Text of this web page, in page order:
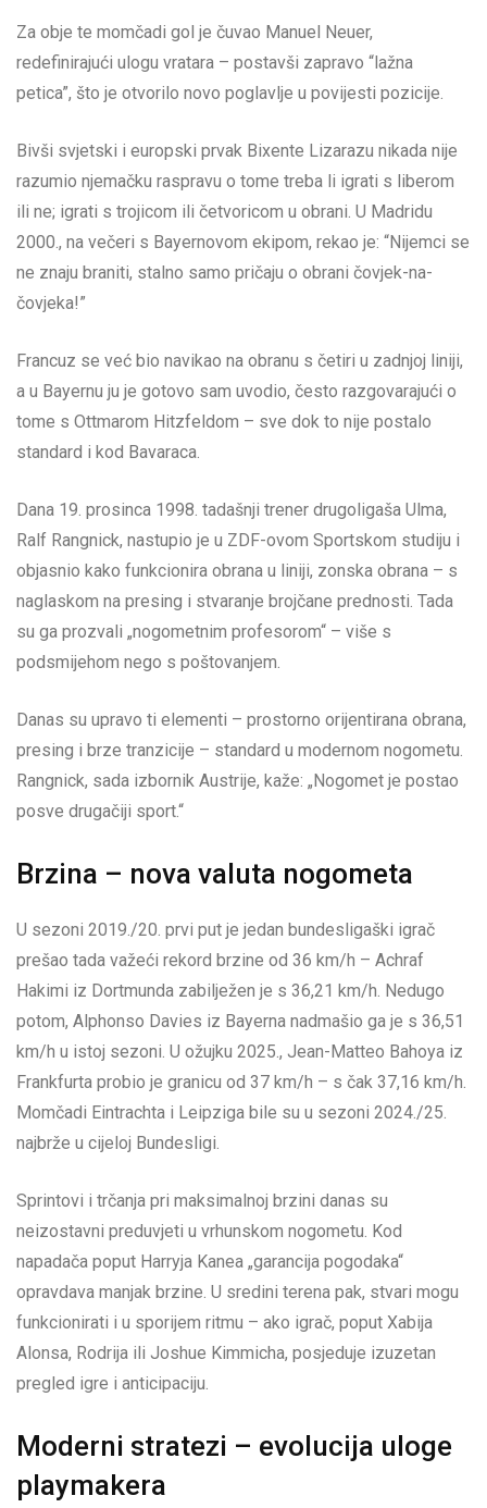
Za obje te momčadi gol je čuvao Manuel Neuer,
redefinirajući ulogu vratara – postavši zapravo “lažna
petica”, što je otvorilo novo poglavlje u povijesti pozicije.
Bivši svjetski i europski prvak Bixente Lizarazu nikada nije
razumio njemačku raspravu o tome treba li igrati s liberom
ili ne; igrati s trojicom ili četvoricom u obrani. U Madridu
2000., na večeri s Bayernovom ekipom, rekao je: “Nijemci se
ne znaju braniti, stalno samo pričaju o obrani čovjek-na-
čovjeka!”
Francuz se već bio navikao na obranu s četiri u zadnjoj liniji,
a u Bayernu ju je gotovo sam uvodio, često razgovarajući o
tome s Ottmarom Hitzfeldom – sve dok to nije postalo
standard i kod Bavaraca.
Dana 19. prosinca 1998. tadašnji trener drugoligaša Ulma,
Ralf Rangnick, nastupio je u ZDF-ovom Sportskom studiju i
objasnio kako funkcionira obrana u liniji, zonska obrana – s
naglaskom na presing i stvaranje brojčane prednosti. Tada
su ga prozvali „nogometnim profesorom“ – više s
podsmijehom nego s poštovanjem.
Danas su upravo ti elementi – prostorno orijentirana obrana,
presing i brze tranzicije – standard u modernom nogometu.
Rangnick, sada izbornik Austrije, kaže: „Nogomet je postao
posve drugačiji sport.“
Brzina – nova valuta nogometa
U sezoni 2019./20. prvi put je jedan bundesligaški igrač
prešao tada važeći rekord brzine od 36 km/h – Achraf
Hakimi iz Dortmunda zabilježen je s 36,21 km/h. Nedugo
potom, Alphonso Davies iz Bayerna nadmašio ga je s 36,51
km/h u istoj sezoni. U ožujku 2025., Jean-Matteo Bahoya iz
Frankfurta probio je granicu od 37 km/h – s čak 37,16 km/h.
Momčadi Eintrachta i Leipziga bile su u sezoni 2024./25.
najbrže u cijeloj Bundesligi.
Sprintovi i trčanja pri maksimalnoj brzini danas su
neizostavni preduvjeti u vrhunskom nogometu. Kod
napadača poput Harryja Kanea „garancija pogodaka“
opravdava manjak brzine. U sredini terena pak, stvari mogu
funkcionirati i u sporijem ritmu – ako igrač, poput Xabija
Alonsa, Rodrija ili Joshue Kimmicha, posjeduje izuzetan
pregled igre i anticipaciju.
Moderni stratezi – evolucija uloge
playmakera